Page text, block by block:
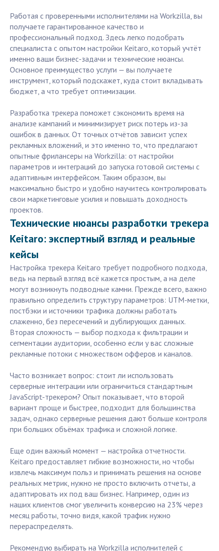
Работая с проверенными исполнителями на Workzilla, вы
получаете гарантированное качество и
профессиональный подход. Здесь легко подобрать
специалиста с опытом настройки Keitaro, который учтёт
именно ваши бизнес-задачи и технические нюансы.
Основное преимущество услуги — вы получаете
инструмент, который подскажет, куда стоит вкладывать
бюджет, а что требует оптимизации.
Разработка трекера поможет сэкономить время на
анализе кампаний и минимизирует риск потерь из-за
ошибок в данных. От точных отчётов зависит успех
рекламных вложений, и это именно то, что предлагают
опытные фрилансеры на Workzilla: от настройки
параметров и интеграций до запуска готовой системы с
адаптивным интерфейсом. Таким образом, вы
максимально быстро и удобно научитесь контролировать
свои маркетинговые усилия и повышать доходность
проектов.
Технические нюансы разработки трекера
Keitaro: экспертный взгляд и реальные
кейсы
Настройка трекера Keitaro требует подробного подхода,
ведь на первый взгляд всё кажется простым, а на деле
могут возникнуть подводные камни. Прежде всего, важно
правильно определить структуру параметров: UTM-метки,
постбэки и источники трафика должны работать
слаженно, без пересечений и дублирующих данных.
Вторая сложность — выбор подхода к фильтрации и
сегментации аудитории, особенно если у вас сложные
рекламные потоки с множеством офферов и каналов.
Часто возникает вопрос: стоит ли использовать
серверные интеграции или ограничиться стандартным
JavaScript-трекером? Опыт показывает, что второй
вариант проще и быстрее, подходит для большинства
задач, однако серверные решения дают больше контроля
при больших объёмах трафика и сложной логике.
Еще один важный момент — настройка отчетности.
Keitaro предоставляет гибкие возможности, но чтобы
извлечь максимум польз и принимать решения на основе
реальных метрик, нужно не просто включить отчеты, а
адаптировать их под ваш бизнес. Например, один из
наших клиентов смог увеличить конверсию на 23% через
месяц работы, точно видя, какой трафик нужно
перераспределять.
Рекомендую выбирать на Workzilla исполнителей с